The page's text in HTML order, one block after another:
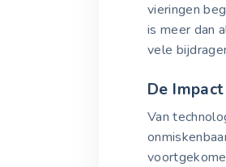
vieringen
is meer dan
vele
De
Van